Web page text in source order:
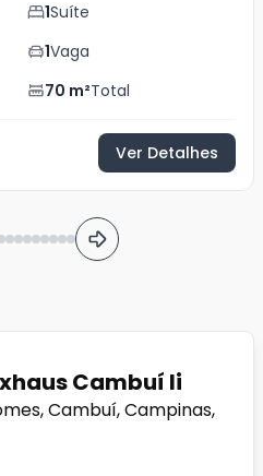
1Suíte
1Vaga
70 m²Total
Ver Detalhes
Cambuí Ii
Cambuí, Campinas,